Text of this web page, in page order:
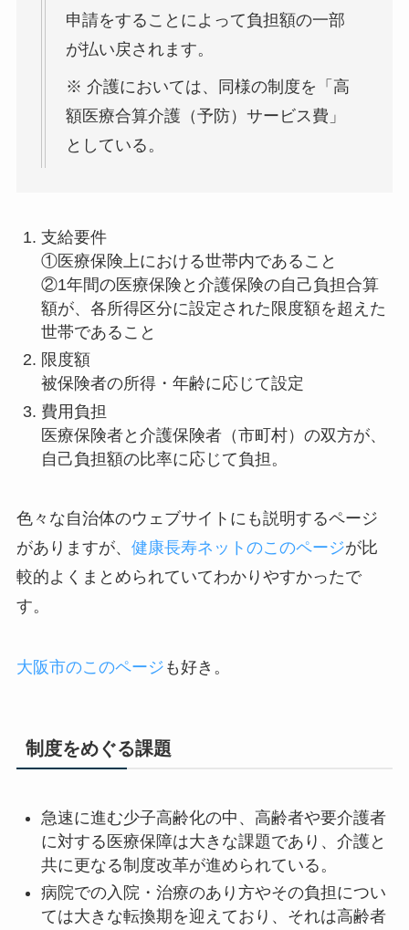
申請をすることによって負担額の一部
が払い戻されます。
※ 介護においては、同様の制度を「高
額医療合算介護（予防）サービス費」
としている。
支給要件
①医療保険上における世帯内であること
②1年間の医療保険と介護保険の自己負担合算
額が、各所得区分に設定された限度額を超えた
世帯であること
限度額
被保険者の所得・年齢に応じて設定
費用負担
医療保険者と介護保険者（市町村）の双方が、
自己負担額の比率に応じて負担。
色々な自治体のウェブサイトにも説明するページ
がありますが、 健康長寿ネットのこのページが比
較的よくまとめられていてわかりやすかったで
す。
大阪市のこのページ も好き。
制度をめぐる課題
急速に進む少子高齢化の中、高齢者や要介護者
に対する医療保障は大きな課題であり、介護と
共に更なる制度改革が進められている。
病院での入院・治療のあり方やその負担につい
ては大きな転換期を迎えており、それは高齢者